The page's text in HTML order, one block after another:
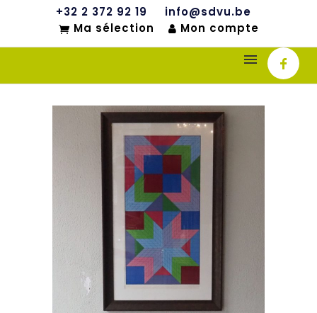
+32 2 372 92 19
info@sdvu.be
Ma sélection
Mon compte